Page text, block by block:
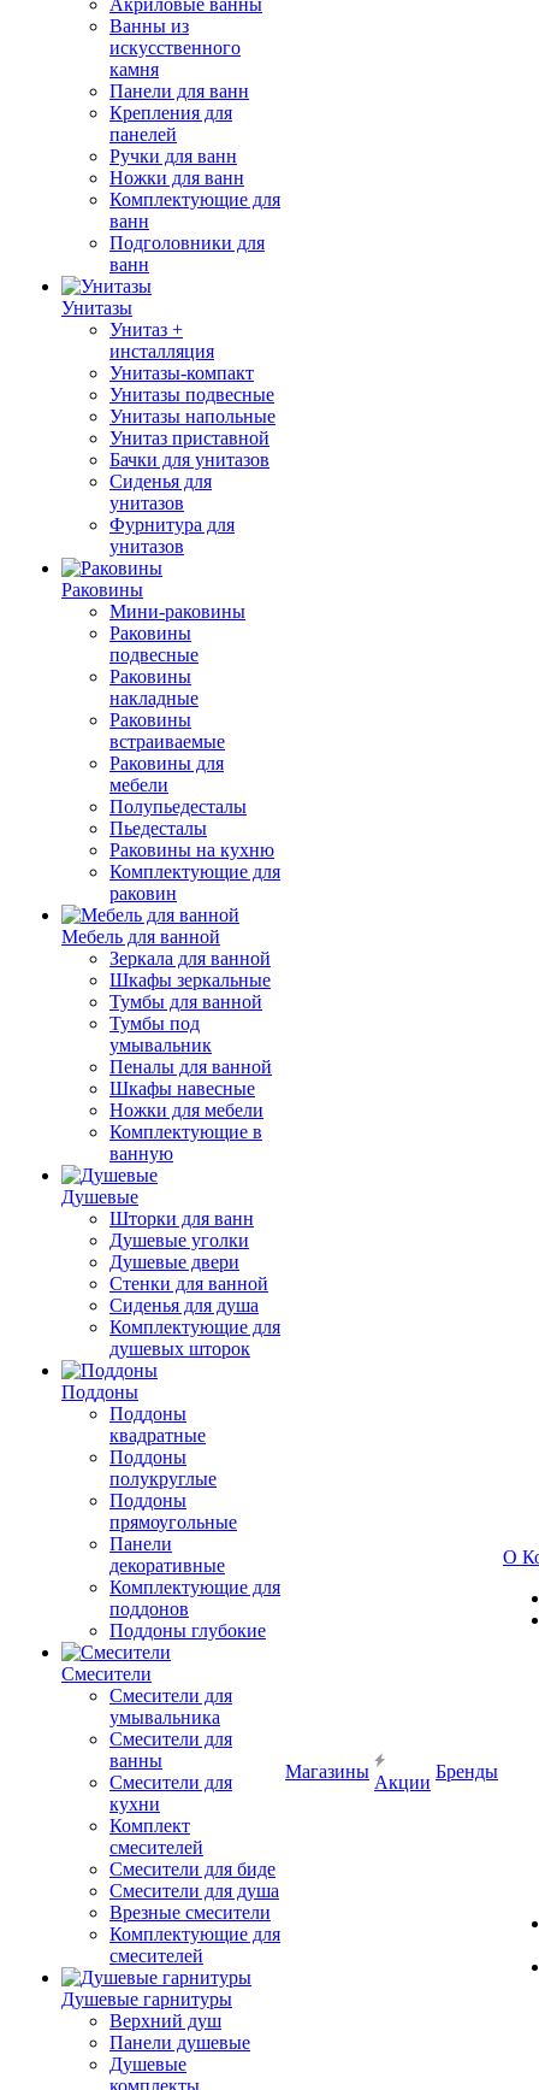
Акриловые ванны
Ванны из
искусственного
камня
Панели для ванн
Крепления для
панелей
Ручки для ванн
Ножки для ванн
Комплектующие для
ванн
Подголовники для
ванн
Унитазы
Унитаз +
инсталляция
Унитазы-компакт
Унитазы подвесные
Унитазы напольные
Унитаз приставной
Бачки для унитазов
Сиденья для
унитазов
Фурнитура для
унитазов
Раковины
Мини-раковины
Раковины
подвесные
Раковины
накладные
Раковины
встраиваемые
Раковины для
мебели
Полупьедесталы
Пьедесталы
Раковины на кухню
Комплектующие для
раковин
Мебель для ванной
Зеркала для ванной
Шкафы зеркальные
Тумбы для ванной
Тумбы под
умывальник
Пеналы для ванной
Шкафы навесные
Ножки для мебели
Комплектующие в
ванную
Душевые
Шторки для ванн
Душевые уголки
Душевые двери
Стенки для ванной
Сиденья для душа
Комплектующие для
душевых шторок
Поддоны
Поддоны
квадратные
Поддоны
полукруглые
Поддоны
прямоугольные
Панели
декоративные
Комплектующие для
поддонов
Поддоны глубокие
Смесители
Смесители для
умывальника
Смесители для
ванны
Смесители для
кухни
Комплект
смесителей
Смесители для биде
Смесители для душа
Врезные смесители
Комплектующие для
смесителей
Душевые гарнитуры
Верхний душ
Панели душевые
Душевые
комплекты
Магазины
Акции
Бренды
О